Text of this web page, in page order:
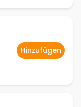
Hinzufügen